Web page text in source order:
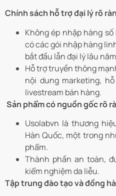
Chính sách hỗ trợ đại lý rõ
Không ép nhập hàng
có các gói nhập hàng
bắt đầu lẫn đại lý lâu
Hỗ trợ truyền thông
nội dung marketing,
livestream bán hàng.
Sản phẩm có nguồn gốc rõ
Usolabvn là thương
Hàn Quốc, một trong
phẩm.
Thành phần an toàn,
kiểm nghiệm da liễu.
Tập trung đào tạo và đồng